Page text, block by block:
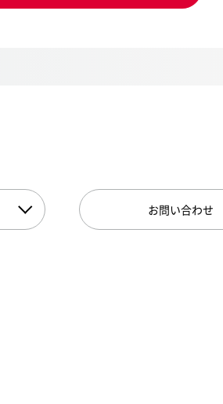
お問い合わせ